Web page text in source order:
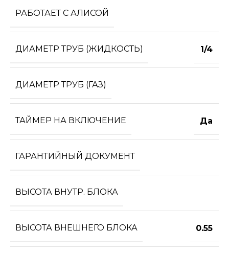
РАБОТАЕТ С АЛИСОЙ
ДИАМЕТР ТРУБ (ЖИДКОСТЬ) 1/4
ДИАМЕТР ТРУБ (ГАЗ)
ТАЙМЕР НА ВКЛЮЧЕНИЕ Да
ГАРАНТИЙНЫЙ ДОКУМЕНТ
ВЫСОТА ВНУТР. БЛОКА
ВЫСОТА ВНЕШНЕГО БЛОКА 0.55